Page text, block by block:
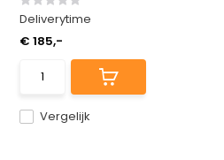
Deliverytime
Vergelijk
€ 185,-